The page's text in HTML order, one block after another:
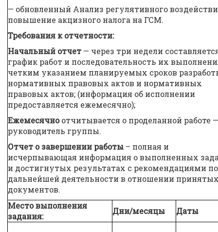
— обновленный Анализ регулятивного
повышение акцизного налога на ГСМ.
Требования к отчетности:
Начальный отчет — через три недели
график работ и последовательность их
четким указанием планируемых сроков
нормативных правовых актов и нормативных
правовых актов; (информация об исполнении
предоставляется ежемесячно);
Ежемесячноотчитывается о проделанной работе —
руководитель группы.
Отчет о завершении работы – полная и
исчерпывающая информация о выполненных
и достигнутых результатах с рекомендациями по
дальнейшей деятельности в отношении
документов.
Место выполнения
задания:
Дни/месяцы Даты